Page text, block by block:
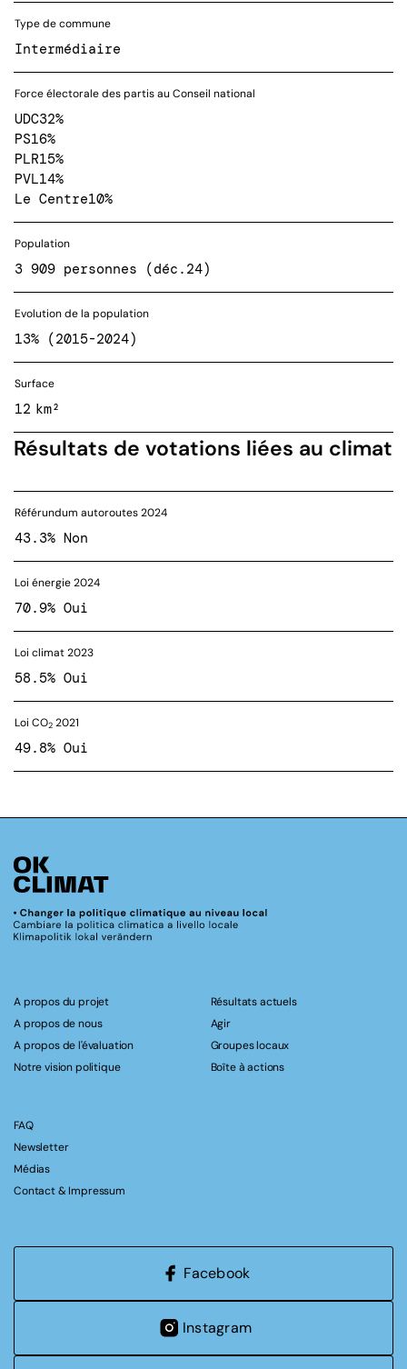
Type de commune
Intermédiaire
Force électorale des partis au Conseil national
UDC32%
PS16%
PLR15%
PVL14%
Le Centre10%
Population
3 909 personnes (déc.24)
Evolution de la population
13% (2015-2024)
Surface
12 km²
Résultats de votations liées au climat
Référundum autoroutes 2024
43.3% Non
Loi énergie 2024
70.9% Oui
Loi climat 2023
58.5% Oui
Loi CO2 2021
49.8% Oui
A propos du projet
A propos de nous
A propos de l'évaluation
Notre vision politique
Résultats actuels
Agir
Groupes locaux
Boîte à actions
FAQ
Newsletter
Médias
Contact & Impressum
Facebook
Instagram